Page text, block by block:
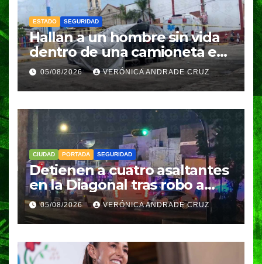
ESTADO SEGURIDAD
Hallan a un hombre sin vida
dentro de una camioneta en
Tenampulco; investigan
homicidio
05/08/2026 VERÓNICA ANDRADE CRUZ
CIUDAD PORTADA SEGURIDAD
Detienen a cuatro asaltantes
en la Diagonal tras robo a
Coppel en el Centro de
Puebla; recuperan celulares
y aseguran un arma
05/08/2026 VERÓNICA ANDRADE CRUZ